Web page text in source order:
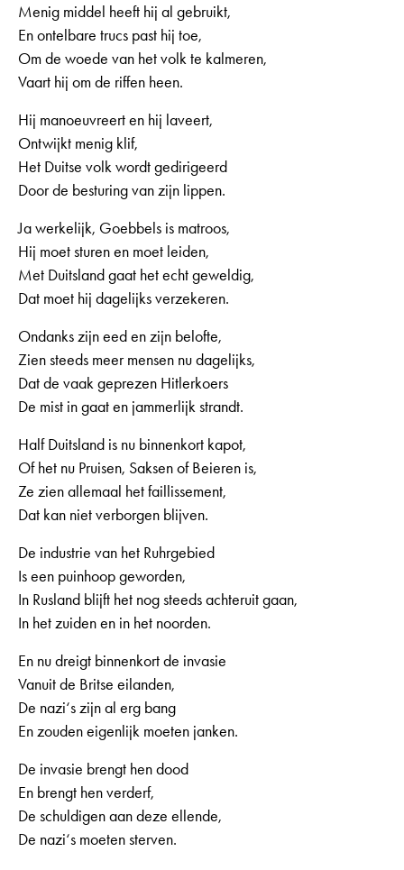
Menig middel heeft hij al gebruikt,
En ontelbare trucs past hij toe,
Om de woede van het volk te kalmeren,
Vaart hij om de riffen heen.
Hij manoeuvreert en hij laveert,
Ontwijkt menig klif,
Het Duitse volk wordt gedirigeerd
Door de besturing van zijn lippen.
Ja werkelijk, Goebbels is matroos,
Hij moet sturen en moet leiden,
Met Duitsland gaat het echt geweldig,
Dat moet hij dagelijks verzekeren.
Ondanks zijn eed en zijn belofte,
Zien steeds meer mensen nu dagelijks,
Dat de vaak geprezen Hitlerkoers
De mist in gaat en jammerlijk strandt.
Half Duitsland is nu binnenkort kapot,
Of het nu Pruisen, Saksen of Beieren is,
Ze zien allemaal het faillissement,
Dat kan niet verborgen blijven.
De industrie van het Ruhrgebied
Is een puinhoop geworden,
In Rusland blijft het nog steeds achteruit gaan,
In het zuiden en in het noorden.
En nu dreigt binnenkort de invasie
Vanuit de Britse eilanden,
De nazi‘s zijn al erg bang
En zouden eigenlijk moeten janken.
De invasie brengt hen dood
En brengt hen verderf,
De schuldigen aan deze ellende,
De nazi‘s moeten sterven.